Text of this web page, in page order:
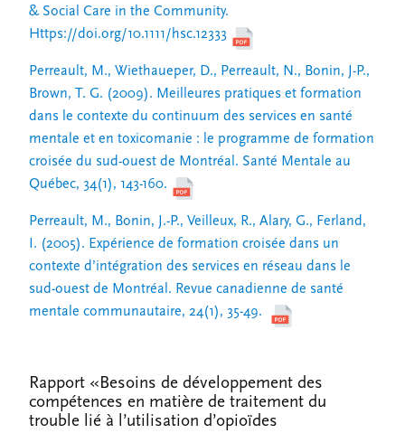
& Social Care in the Community.
Https://doi.org/10.1111/hsc.12333
Perreault, M., Wiethaueper, D., Perreault, N., Bonin, J-P.,
Brown, T. G. (2009). Meilleures pratiques et formation
dans le contexte du continuum des services en santé
mentale et en toxicomanie : le programme de formation
croisée du sud-ouest de Montréal. Santé Mentale au
Québec, 34(1), 143-160.
Perreault, M., Bonin, J.-P., Veilleux, R., Alary, G., Ferland,
I. (2005). Expérience de formation croisée dans un
contexte d’intégration des services en réseau dans le
sud-ouest de Montréal. Revue canadienne de santé
mentale communautaire, 24(1), 35-49.
Rapport «Besoins de développement des
compétences en matière de traitement du
trouble lié à l’utilisation d’opioïdes